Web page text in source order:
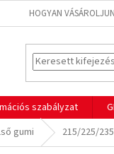
HOGYAN
szabályzat
gumi
215/225/